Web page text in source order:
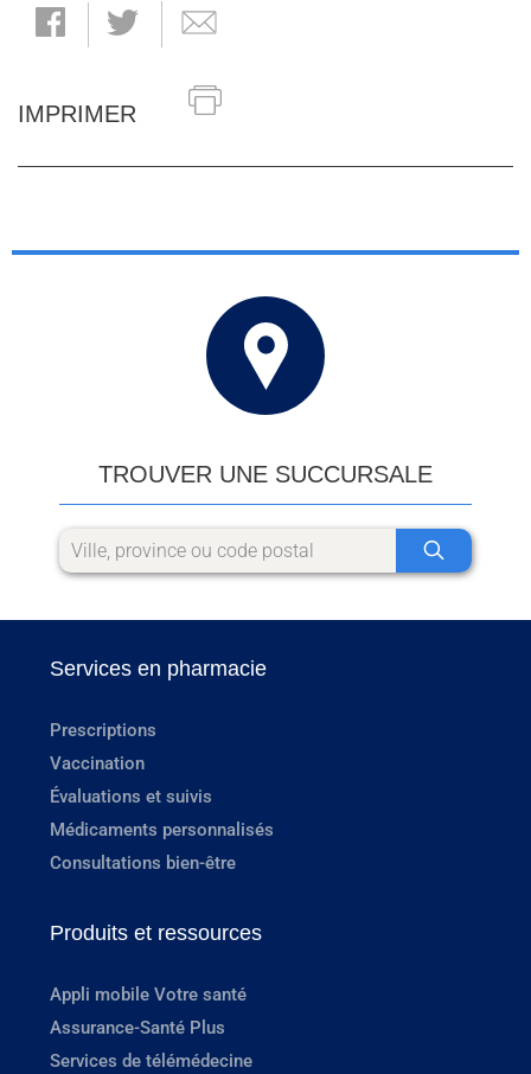
IMPRIMER
TROUVER UNE SUCCURSALE
Services en pharmacie
Prescriptions
Vaccination
Évaluations et suivis
Médicaments personnalisés
Consultations bien-être
Produits et ressources
Appli mobile Votre santé
Assurance-Santé Plus
Services de télémédecine